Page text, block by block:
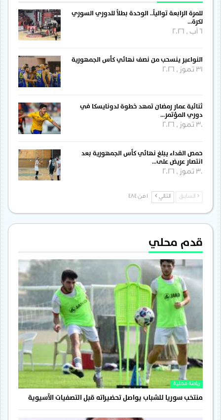
للمرة الرابعة توالياً.. الوحدة بطلاً للدوري السوري
لكرة…
النواعير ينسحب من نصف نهائي كأس الجمهورية
31 تموز , 2026
ثنائية عمار رمضان تمهد خطوة لدونايسكا في
دوري المؤتمر…
30 تموز , 2026
حمص الفداء يبلغ نهائي كأس الجمهورية بعد
انتصار عريض على…
30 تموز , 2026
السابق التالي
قدم محلي
رياضة محلية
منتخب سوريا للشباب يواصل تحضيراته قبل التصفيات الآسيوية